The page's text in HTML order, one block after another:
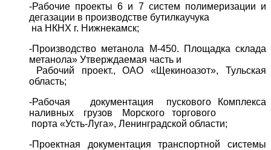
-Рабочие проекты 6 и 7 систем полимеризации и
дегазации в производстве бутилкаучука
на НКНХ г. Нижнекамск;
-Производство метанола М-450. Площадка склада
метанола» Утверждаемая часть и
Рабочий проект., ОАО «Щекиноазот», Тульская
область;
-Рабочая документация пускового Комплекса
наливных грузов Морского торгового
порта «Усть-Луга», Ленинградской области;
-Проектная документация транспортной системы